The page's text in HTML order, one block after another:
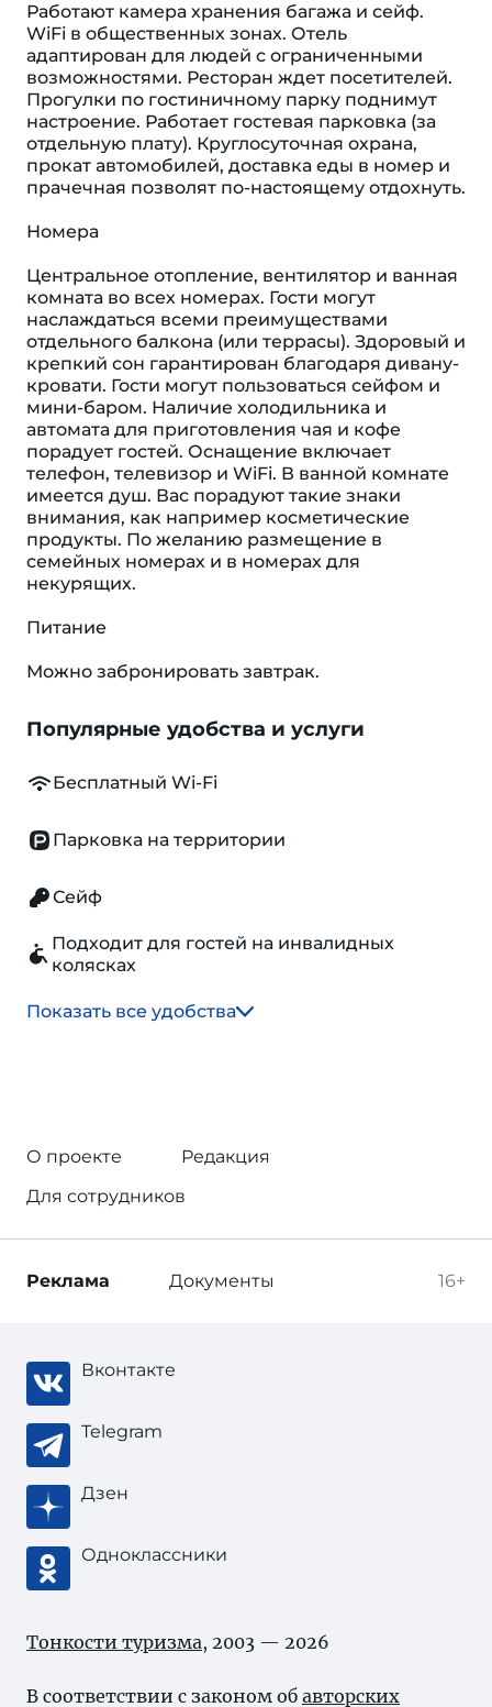
Работают камера хранения багажа и сейф.
WiFi в общественных зонах. Отель
адаптирован для людей с ограниченными
возможностями. Ресторан ждет посетителей.
Прогулки по гостиничному парку поднимут
настроение. Работает гостевая парковка (за
отдельную плату). Круглосуточная охрана,
прокат автомобилей, доставка еды в номер и
прачечная позволят по-настоящему отдохнуть.
Номера
Центральное отопление, вентилятор и ванная
комната во всех номерах. Гости могут
наслаждаться всеми преимуществами
отдельного балкона (или террасы). Здоровый и
крепкий сон гарантирован благодаря дивану-
кровати. Гости могут пользоваться сейфом и
мини-баром. Наличие холодильника и
автомата для приготовления чая и кофе
порадует гостей. Оснащение включает
телефон, телевизор и WiFi. В ванной комнате
имеется душ. Вас порадуют такие знаки
внимания, как например косметические
продукты. По желанию размещение в
семейных номерах и в номерах для
некурящих.
Питание
Можно забронировать завтрак.
Популярные удобства и услуги
Бесплатный Wi-Fi
Парковка на территории
Сейф
Подходит для гостей на инвалидных
колясках
Показать все удобства
О проекте
Редакция
Для сотрудников
16+
Реклама Документы
Вконтакте
Telegram
Дзен
Одноклассники
Тонкости туризма, 2003 — 2026
В соответствии с законом об авторских